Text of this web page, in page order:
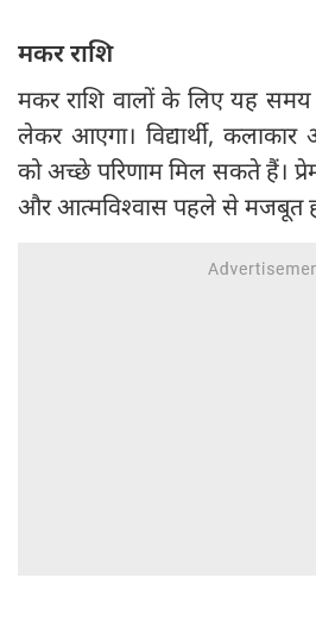
मकर राशि
मकर राशि वालों के लिए यह समय
लेकर आएगा। विद्यार्थी,
को अच्छे परिणाम मिल सकते हैं।
और आत्मविश्वास पहले से मजबूत